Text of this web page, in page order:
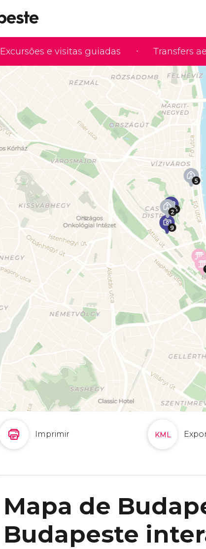
Excursões e visitas guiadas Transfers
Imprimir
Mapa de
Budapeste